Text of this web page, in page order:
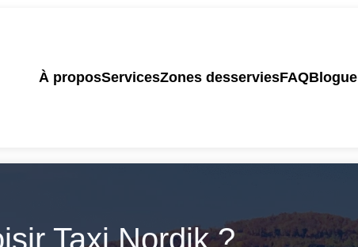
À proposServicesZones desserviesFAQBlogue
Taxi Nordik ?